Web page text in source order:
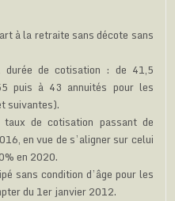
à la retraite sans décote sans
de cotisation : de 41,5
puis à 43 annuités pour les
suivantes).
de cotisation passant de
en vue de s’aligner sur celui
en 2020.
sans condition d’âge pour les
du 1er janvier 2012.